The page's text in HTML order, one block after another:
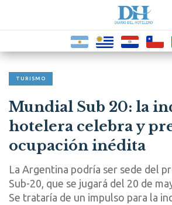
TURISMO
Mundial Sub 20: la
hotelera celebra y
ocupación inédita
La Argentina podría ser sede del
Sub-20, que se jugará del 20 de
Se trataría de un impulso para la